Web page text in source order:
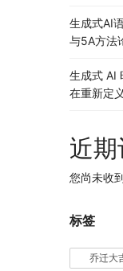
生成式AI
与5A方法
生成式 AI
在重新定
近
您尚未收
标签
乔迁大